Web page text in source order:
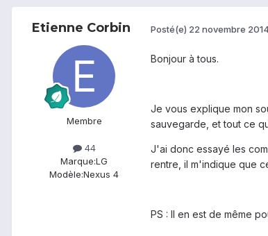
Etienne Corbin
Membre
44
Marque:LG
Modèle:Nexus 4
Posté(e) 22 novembre
Bonjour à tous.
Je vous explique mon
sauvegarde, et tout ce
J'ai donc essayé les
rentre, il m'indique que
PS : Il en est de même